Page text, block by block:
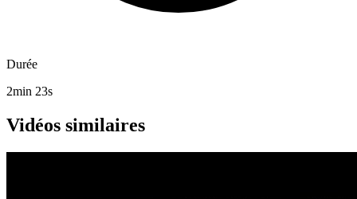
Durée
2min 23s
Vidéos similaires